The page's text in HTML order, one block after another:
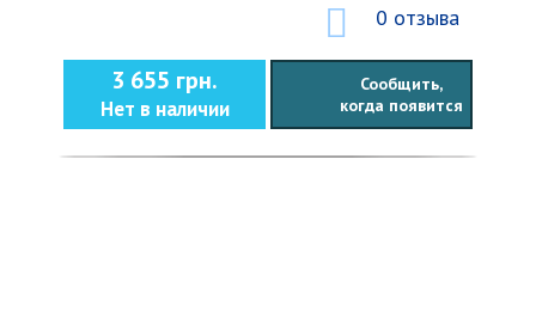
0 отзыва
3 655 грн.
Нет в наличии
Сообщить,
когда появится